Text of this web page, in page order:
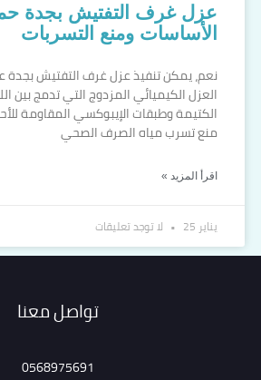
عزل غرف التفتيش بجدة
الأساسات ومنع التسربات
نعم، يمكن تنفيذ عزل غرف التفتيش بجدة
العزل الكيميائي المزدوج التي تدمج بين
الكتيمة وطبقات الإيبوكسي المقاومة
منع تسرب مياه الصرف الصحي
اقرأ المزيد »
يناير 25 لا توجد تعليقات
تواصل معنا
0568975691